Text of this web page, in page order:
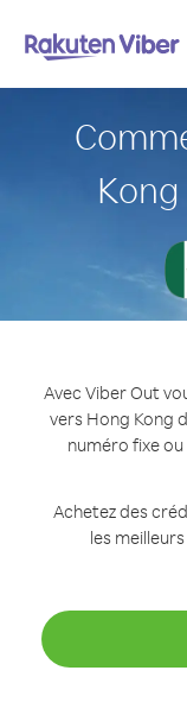
Avec Viber Out
vers Hong Kong
numéro fixe
Achetez des
les